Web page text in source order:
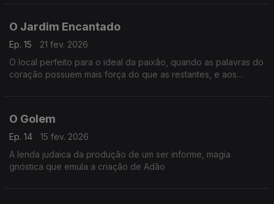
O Jardim Encantado
Ep. 15
21 fev. 2026
O local perfeito para o ideal da paixão, quando as palavras do
coração possuem mais força do que as restantes, e aos
O Golem
Ep. 14
15 fev. 2026
A lenda judaica da produção de um ser informe, magia
gnóstica que emula a criação de Adão